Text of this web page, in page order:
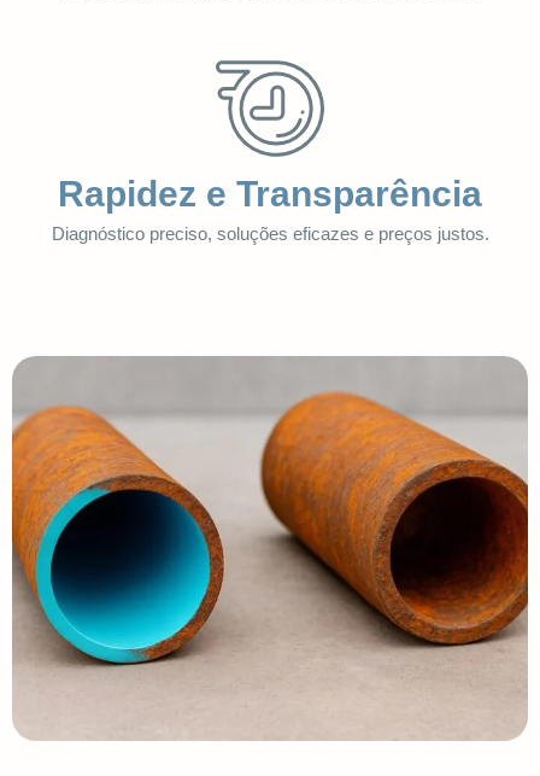
Rapidez e Transparência
Diagnóstico preciso, soluções eficazes e preços justos.